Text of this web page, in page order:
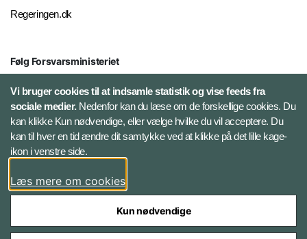
Regeringen.dk
Følg Forsvarsministeriet
X
LinkedIn
Instagram
Vi bruger cookies til at indsamle statistik og vise feeds fra
sociale medier.Nedenfor kan du læse om de forskellige cookies. Du
kan klikke Kun nødvendige, eller vælge hvilke du vil acceptere. Du
kan til hver en tid ændre dit samtykke ved at klikke på det lille kage-
ikon i venstre side.
Læs mere om cookies
Kun nødvendige